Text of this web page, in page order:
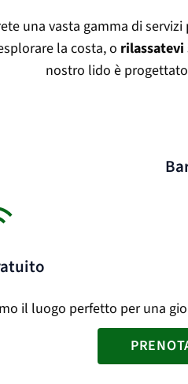
una vasta gamma di
la costa, o
nostro lido è
il luogo perfetto per una